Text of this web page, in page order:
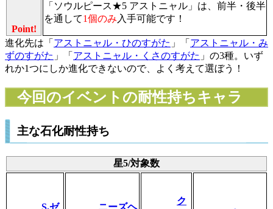
Point!
「ソウルピース★5 アストニャル」は、前半・後半
を通して1個のみ入手可能です！
進化先は「 アストニャル・ひのすがた 」「 アストニャル・み
ずのすがた 」「 アストニャル・くさのすがた 」の3種。いず
れか1つにしか進化できないので、よく考えて選ぼう！
今回のイベントの耐性持ちキャラ
主な石化耐性持ち
星5/対象数
S.ゼ
ニーズヘ
ク